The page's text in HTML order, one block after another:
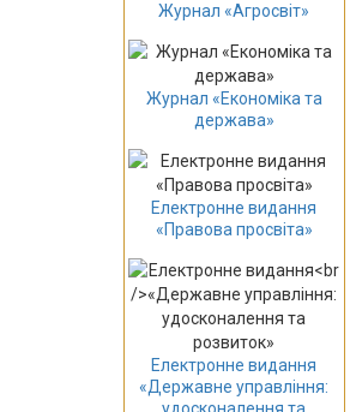
Журнал «Агросвіт»
Журнал «Економіка та
держава»
Електронне видання
«Правова просвіта»
Електронне видання
«Державне управління: